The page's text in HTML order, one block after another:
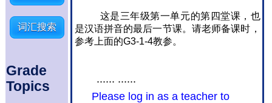
词汇搜索
Grade
Topics
这是三年级第一单元的第四堂课，也
是汉语拼音的最后一节课。 请老师备课时，
参考上面的G3-1-4教参。
...... ......
Please log in as a teacher to